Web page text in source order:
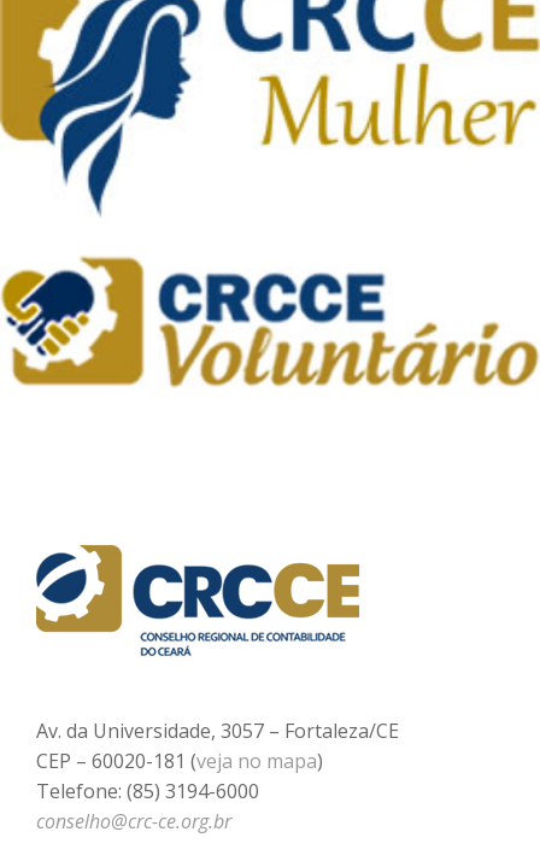
Av. da Universidade, 3057 – Fortaleza/CE
CEP – 60020-181 (veja no mapa)
Telefone: (85) 3194-6000
conselho@crc-ce.org.br